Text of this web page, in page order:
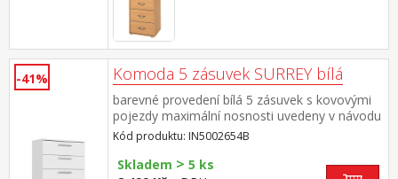
-41% Komoda 5 zásuvek SURREY bílá
barevné provedení bílá 5 zásuvek s kovovými
pojezdy maximální nosnosti uvedeny v návodu
k montáži
Kód produktu: IN5002654B
Skladem > 5 ks